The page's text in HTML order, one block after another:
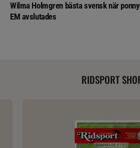
Wilma Holmgren bästa svensk när
EM avslutades
RIDSPORT